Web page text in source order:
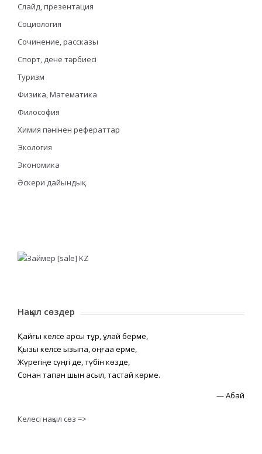
Слайд, презентация
Социология
Сочинение, рассказы
Спорт, дене тәрбиесі
Туризм
Физика, Математика
Философия
Химия пәнінен рефераттар
Экология
Экономика
Әскери дайындық
Нақыл сөздер
Қайғы келсе қарсы тұр, құлай берме,
Қызық келсе қызықпа, оңғаққа ерме,
Жүрегіңе сүңгі де, түбін көзде,
Сонан тапқан шын асыл, тастай көрме.
—Абай
Келесі нақыл сөз =>